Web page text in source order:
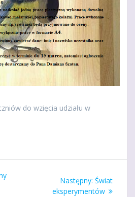
do wzięcia udziału w
Następny: Następny
wpis:
Świat
eksperymentów